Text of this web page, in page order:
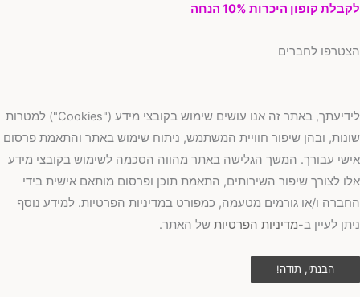
קופון היכרות 10% הנחה
לחברים
לידיעתך, באתר זה אנו עושים שימוש בקובצי מידע ("Cookies") למטרות
ובהן שיפור חוויית המשתמש, ניתוח שימוש באתר והתאמת פרסום
עבורך. המשך הגלישה באתר מהווה הסכמה לשימוש בקובצי מידע
לצורך שיפור השירותים, התאמת תוכן ופרסום מותאם אישית בידי
ו/או גורמים מטעמה, כמפורט במדיניות הפרטיות. למידע נוסף
לעיין ב-מדיניות הפרטיותשל האתר.
הבנתי, תודה!